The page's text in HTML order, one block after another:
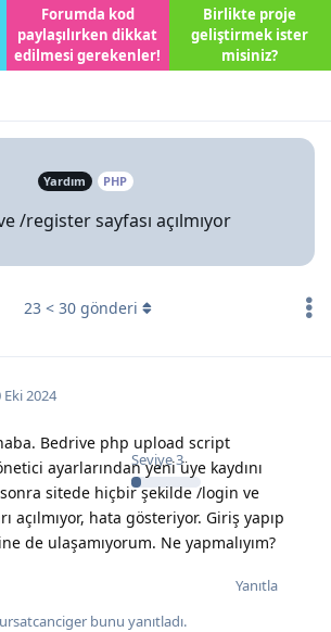
Forumda kod
paylaşılırken dikkat
edilmesi gerekenler!
Birlikte proje
geliştirmek ister
misiniz?
Yardım PHP
/register sayfası açılmıyor
23 < 30 gönderi
Seviye3
Eki 2024
Bedrive php upload script
ayarlarından yeni üye kaydını
sitede hiçbir şekilde /login ve
açılmıyor, hata gösteriyor. Giriş yapıp
de ulaşamıyorum. Ne yapmalıyım?
Yanıtla
bunu yanıtladı.